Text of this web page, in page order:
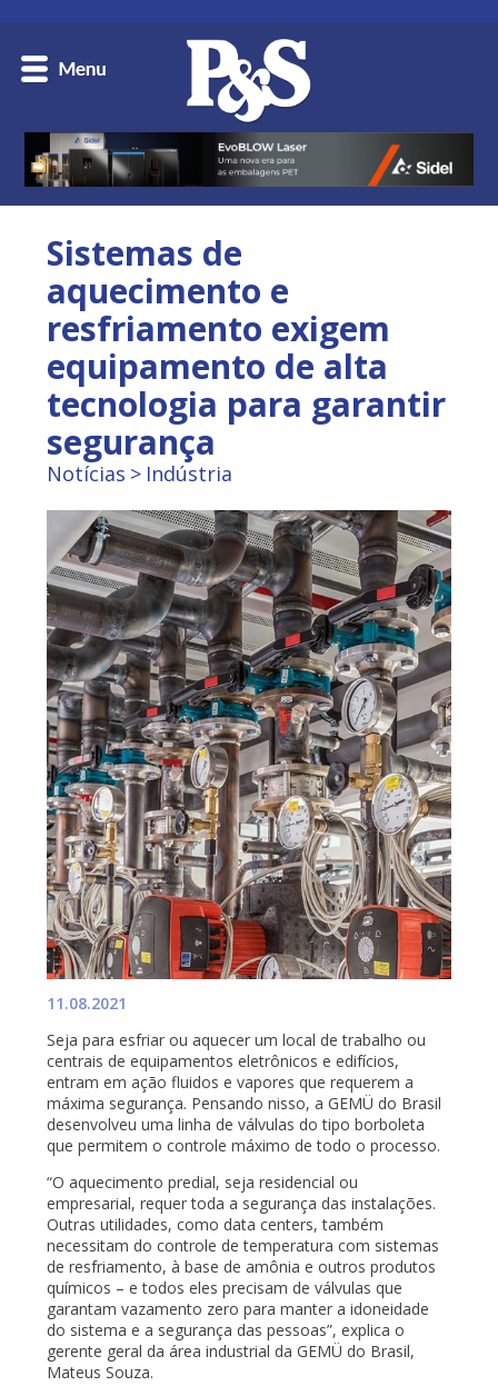
Sistemas de
aquecimento e
resfriamento exigem
equipamento de alta
tecnologia para garantir
segurança
Notícias Indústria
11.08.2021
Seja para esfriar ou aquecer um local de trabalho ou
centrais de equipamentos eletrônicos e edifícios,
entram em ação fluidos e vapores que requerem a
máxima segurança. Pensando nisso, a GEMÜ do Brasil
desenvolveu uma linha de válvulas do tipo borboleta
que permitem o controle máximo de todo o processo.
“O aquecimento predial, seja residencial ou
empresarial, requer toda a segurança das instalações.
Outras utilidades, como data centers, também
necessitam do controle de temperatura com sistemas
de resfriamento, à base de amônia e outros produtos
químicos – e todos eles precisam de válvulas que
garantam vazamento zero para manter a idoneidade
do sistema e a segurança das pessoas”, explica o
gerente geral da área industrial da GEMÜ do Brasil,
Mateus Souza.